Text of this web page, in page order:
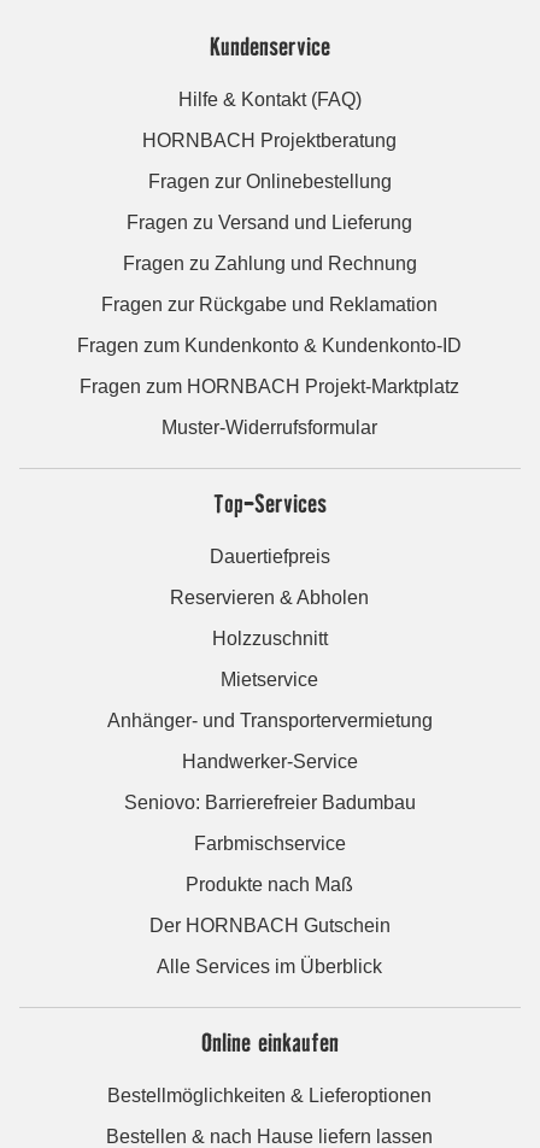
Kundenservice
Hilfe & Kontakt (FAQ)
HORNBACH Projektberatung
Fragen zur Onlinebestellung
Fragen zu Versand und Lieferung
Fragen zu Zahlung und Rechnung
Fragen zur Rückgabe und Reklamation
Fragen zum Kundenkonto & Kundenkonto-ID
Fragen zum HORNBACH Projekt-Marktplatz
Muster-Widerrufsformular
Top-Services
Dauertiefpreis
Reservieren & Abholen
Holzzuschnitt
Mietservice
Anhänger- und Transportervermietung
Handwerker-Service
Seniovo: Barrierefreier Badumbau
Farbmischservice
Produkte nach Maß
Der HORNBACH Gutschein
Alle Services im Überblick
Online einkaufen
Bestellmöglichkeiten & Lieferoptionen
Bestellen & nach Hause liefern lassen